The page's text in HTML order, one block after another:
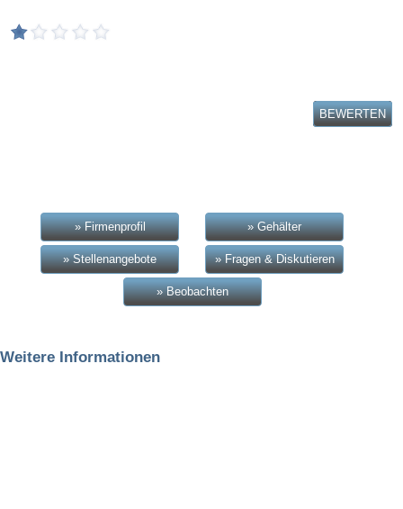
BEWERTEN
» Firmenprofil » Gehälter
» Stellenangebote » Fragen & Diskutieren
» Beobachten
Weitere Informationen